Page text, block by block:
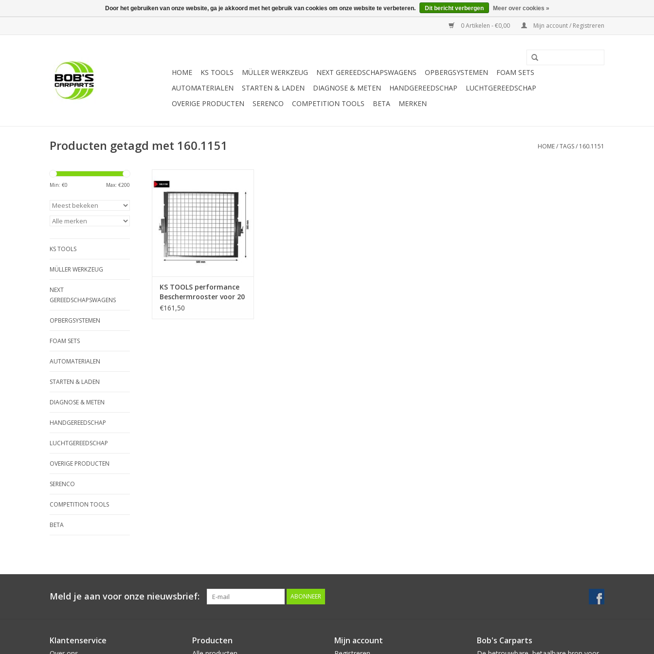
0 Artikelen - €0,00 Mijn account / Registreren
HOME KS TOOLS MÜLLER WERKZEUG NEXT GEREEDSCHAPSWAGENS OPBERGSYSTEMEN
FOAM SETS
AUTOMATERIALEN
STARTEN & LADEN DIAGNOSE & METEN HANDGEREEDSCHAP
LUCHTGEREEDSCHAP
OVERIGE PRODUCTEN
SERENCO COMPETITION TOOLS BETA MERKEN
Producten getagd met 160.1151 HOME/TAGS/ 160.1151
Min: €0 Max: €200
KS TOOLS
MÜLLER WERKZEUG
NEXT
GEREEDSCHAPSWAGENS
OPBERGSYSTEMEN
FOAM SETS
AUTOMATERIALEN
STARTEN & LADEN
DIAGNOSE & METEN
HANDGEREEDSCHAP
LUCHTGEREEDSCHAP
OVERIGE PRODUCTEN
SERENCO
COMPETITION TOOLS
BETA
worden gemonteerd aan de
voorzijde van de werkplaatspers
| - Ter bescherming tegen
loskomende of wegspringende
onderdelen bij breuk van
componenten tijdens de
persprocedure | - Verhoogd het
beschermingsniveau tijdens de
persp
KS TOOLS performance
Beschermrooster voor 20
t hydraulische
€161,50
Meld je aan voor onze nieuwsbrief: ABONNEER
Klantenservice Producten Mijn account Bob's Carparts
Door het gebruiken van onze website, ga je akkoord met het gebruik van cookies om onze website te verbeteren. Dit bericht verbergen Meer over cookies »